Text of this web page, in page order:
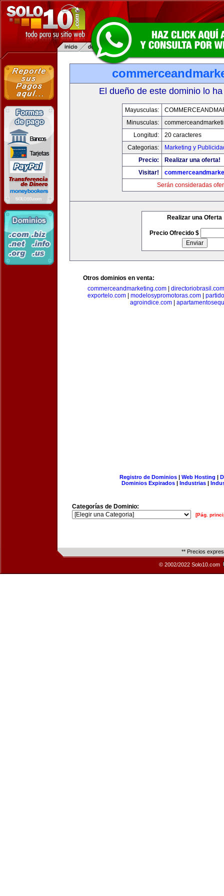
El dueño de este dominio lo
Mayusculas:
Minusculas:
Longitud:
20 caracteres
Categorias:
Marketing y
Precio:
Realizar una oferta!
Visitar!
Serán consideradas
Realizar una Oferta
Precio Ofrecido $
Otros dominios en venta:
commerceandmarketing.com| directoriobrasil.com
exportelo.com
modelosypromotoras.com
agroindice.com
Registro de Dominios| Web Hosting |
Dominios Expirados | Industrias |
Categorías de Dominio:
[Pág.
** Precios
© 2002/2022 Solo10.com